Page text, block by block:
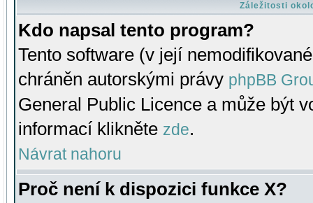
Záležitosti
Kdo napsal tento program?
Tento software (v její
chráněn autorskými právy phpBB
General Public Licence a může být
informací klikněte zde.
Návrat nahoru
Proč není k dispozici funkce X?